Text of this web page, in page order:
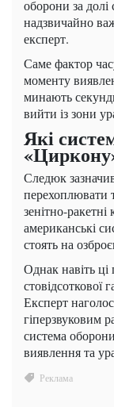
оборони за
надзвичайно
експерт.
Саме фактор
моменту
минають
вийти із зони
Які
Следюк
перехоплювати
зенітно-
американські
стоять на
Однак навіть
стовідсоткової
Експерт
гіперзвуковим
система
виявлення та